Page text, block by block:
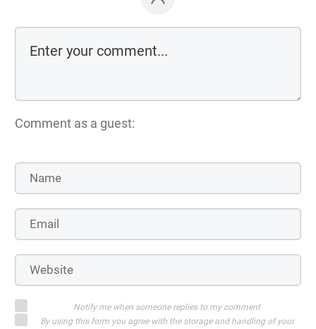
Comment as a guest:
Notify me when someone replies to my comment
By using this form you agree with the storage and handling of your